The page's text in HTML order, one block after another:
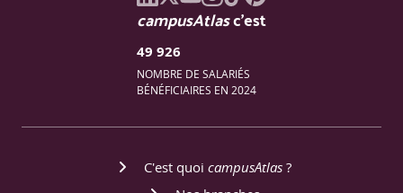
campusAtlasc'est
49 926
NOMBRE DE SALARIÉS
BÉNÉFICIAIRES EN 2024
C'est quoi campusAtlas ?